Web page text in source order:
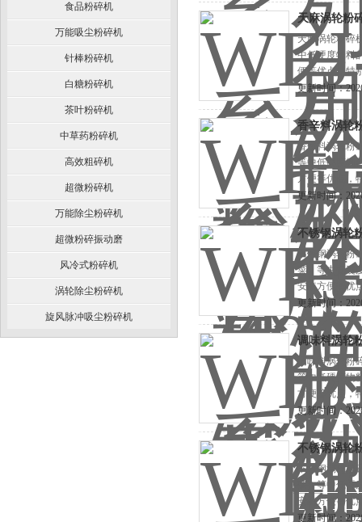
食品粉碎机
万能吸尘粉碎机
针棒粉碎机
白糖粉碎机
茶叶粉碎机
中草药粉碎机
高效粗碎机
超微粉碎机
万能除尘粉碎机
超微粉碎振动磨
风冷式粉碎机
涡轮除尘粉碎机
旋风脉冲吸尘粉碎机
天麻涡轮粉
天麻涡轮粉碎
中低硬度物料
便等优点，特
更新时间：
香辛料涡轮
香辛料涡轮粉
等中低硬度物
方便等优点，
更新时间：
不锈钢涡轮
不锈钢涡轮
菜）等中低硬
安装方便等优
更新时间：
调味料涡轮
调味料涡轮
等中低硬度物
方便等优点，
更新时间：
不锈钢涡轮
不锈钢涡轮
菜）等中低
安装方便等优
更新时间：